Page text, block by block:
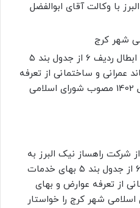
با وکالت آقای ابوالفضل
شهر کرج
ابطال ردیف ۶ از جدول بند ۵
عمرانی و ساختمانی از تعرفه
عوارض و بهای خدمات سال 1402 مصوب شورای اسلامی
شرکت راهساز نیک البرز به
موجب دادخواستی ابطال ردیف ۶ از جدول بند ۵ بهای خدمات
از تعرفه عوارض و بهای
شورای اسلامی شهر کرج را خواستار